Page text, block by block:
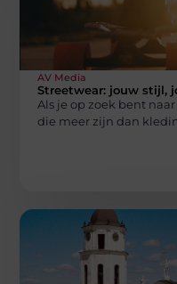
AV Media
Streetwear: jouw stijl,
Als je op zoek bent
die meer zijn dan